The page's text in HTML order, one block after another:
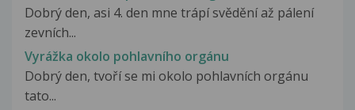
Dobrý den, asi 4. den mne trápí svědění až pálení
zevních...
Vyrážka okolo pohlavního orgánu
Dobrý den, tvoří se mi okolo pohlavních orgánu
tato...